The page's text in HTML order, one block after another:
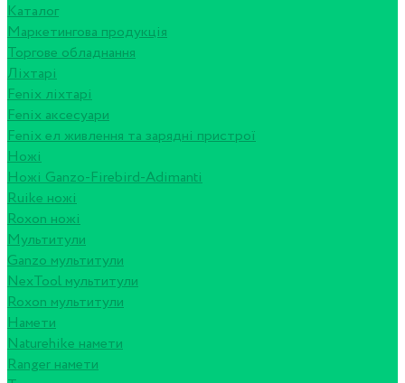
Каталог
Маркетингова продукція
Торгове обладнання
Ліхтарі
Fenix ліхтарі
Fenix аксесуари
Fenix ел живлення та зарядні пристрої
Ножі
Ножі Ganzo-Firebird-Adimanti
Ruike ножі
Roxon ножi
Мультитули
Ganzo мультитули
NexTool мультитули
Roxon мультитули
Намети
Naturehike намети
Ranger намети